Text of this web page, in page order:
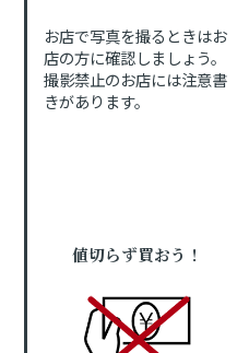
お店で写真を撮るときはお
店の方に確認しましょう。
撮影禁止のお店には注意書
きがあります。
値切らず買おう！